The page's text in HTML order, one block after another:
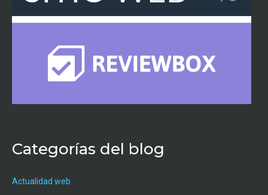
Categorías del blog
Actualidad web